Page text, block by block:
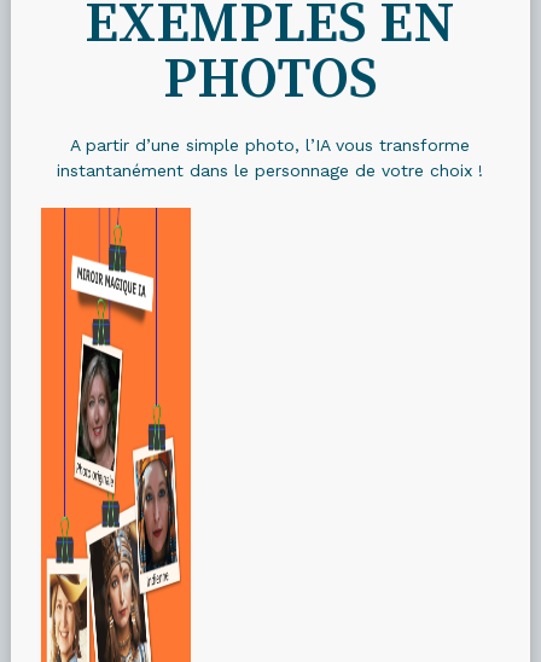
EXEMPLES EN
PHOTOS
A partir d’une simple photo, l’IA vous transforme
instantanément dans le personnage de votre choix !